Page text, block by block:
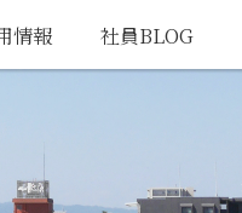
情報 社員BLOG